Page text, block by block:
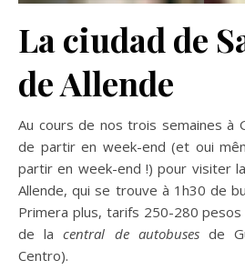
La ciudad de
de Allende
Au cours de nos trois semaines à
de partir en week-end (et oui
partir en week-end !) pour visiter
Allende, qui se trouve à 1h30 de
Primera plus, tarifs 250-280
de lacentral de autobusesde
Centro).